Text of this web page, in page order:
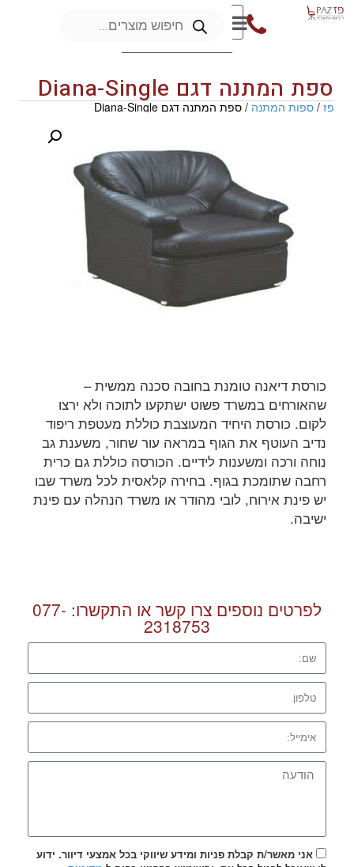
ספת המתנה דגם Diana-Single
פז/ספות המתנה/ ספת המתנה דגם Diana-Single
כורסת דיאנה טומנת בחובה סכנה ממשית –
שהאורחים במשרד פשוט ישתקעו לתוכה ולא ירצו
לקום. כורסת היחיד המעוצבת כוללת מעטפת ריפוד
נדיב העוטף את הגוף במראה עור שחור, משענת גב
נוחה ורכה ומשענות לידיים. הכורסה כוללת גם כרית
רחבה שתומכת בגוף. בחירה קלאסית לכל משרד שבו
יש פינת אירוח, לובי מהודר או משרד הנהלה עם פינת
ישיבה.
לפרטים נוספים צרו קשר או התקשרו: 077-
2318753
אני מאשר/ת קבלת פניות ומידע שיווקי בכל אמצעי דיוור. ידוע